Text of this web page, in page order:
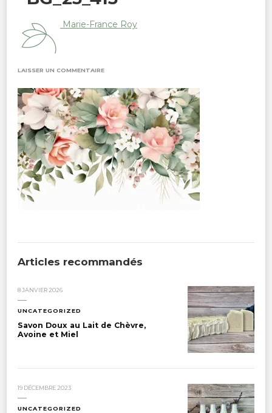
Marie-France Roy
LAISSER UN COMMENTAIRESUR
FLORAL
BG_23_415
Articles recommandés
8 JANVIER 2026
UNCATEGORIZED
Savon Doux au Lait de Chèvre,
Avoine et Miel
19 DÉCEMBRE 2023
UNCATEGORIZED